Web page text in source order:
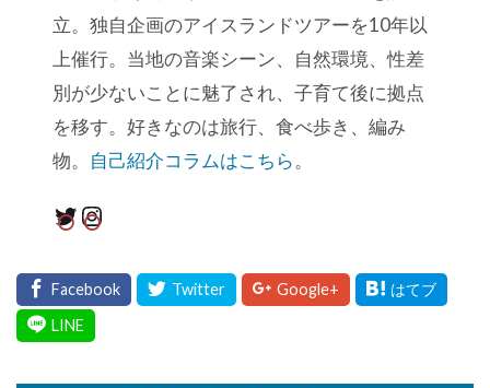
立。独自企画のアイスランドツアーを10年以
上催行。当地の音楽シーン、自然環境、性差
別が少ないことに魅了され、子育て後に拠点
を移す。好きなのは旅行、食べ歩き、編み
物。 自己紹介コラムはこちら。
Twitter Instagram